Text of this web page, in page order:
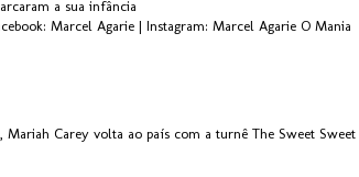
a sua infância
Marcel Agarie | Instagram: Marcel Agarie O Mania
Carey volta ao país com a turnê The Sweet Sweet